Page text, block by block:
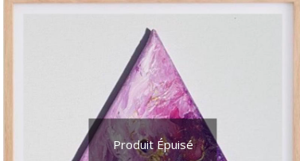
Produit Épuisé